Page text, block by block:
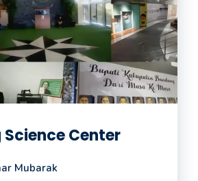
Center
Mubarak